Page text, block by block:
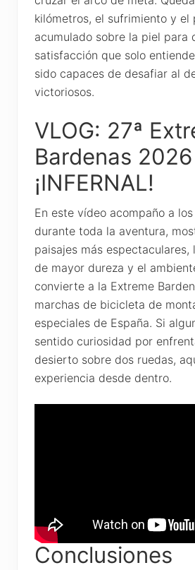
kilómetros, el sufrimiento y el
acumulado sobre la piel para
satisfacción que solo
sido capaces de desafiar al
victoriosos.
VLOG: 27ª
Bardenas 2026
¡INFERNAL!
En este vídeo acompaño a
durante toda la aventura,
paisajes más espectaculares,
de mayor dureza y el
convierte a la Extreme
marchas de bicicleta de
especiales de España. Si
sentido curiosidad por
desierto sobre dos ruedas,
experiencia desde dentro.
Conclusiones